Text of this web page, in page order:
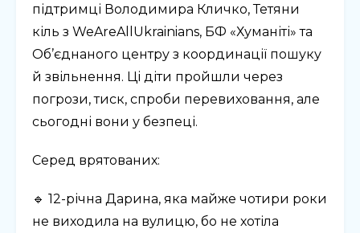
підтримці Володимира Кличко, Тетяни
кіль з WeAreAllUkrainians, БФ «Хуманіті» та
Об’єднаного центру з координації пошуку
й звільнення. Ці діти пройшли через
погрози, тиск, спроби перевиховання, але
сьогодні вони у безпеці.
Серед врятованих:
🔹 12-річна Дарина, яка майже чотири роки
не виходила на вулицю, бо не хотіла